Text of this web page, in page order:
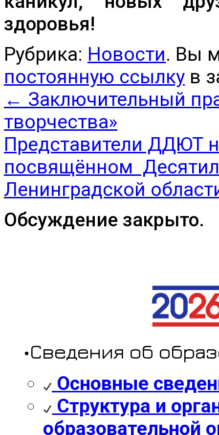
здоровья!
Рубрика: Новости. Вы
постоянную ссылку в
← Заключительный
творчества»
Представители ДДЮТ
посвящённом
Ленинградской
Обсуждение закрыто.
•Сведения об
Основные
Структура и
образовательной